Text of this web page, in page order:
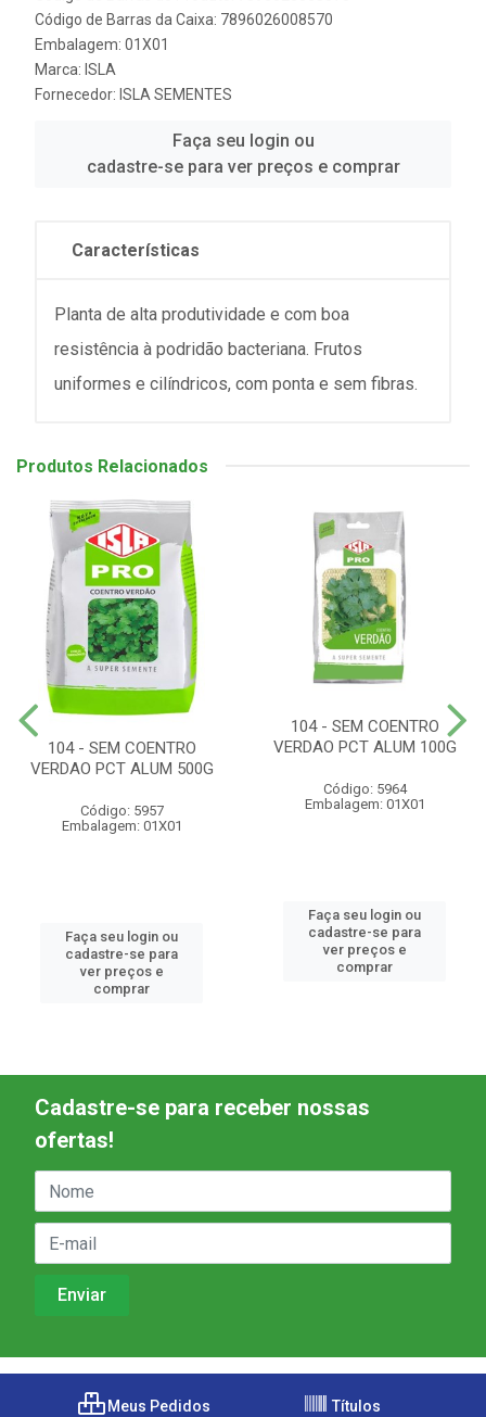
Código de Barras da Caixa: 7896026008570
Embalagem: 01X01
Marca: ISLA
Fornecedor: ISLA SEMENTES
Faça seu login ou
cadastre-se para ver preços e comprar
Características
Planta de alta produtividade e com boa
resistência à podridão bacteriana. Frutos
uniformes e cilíndricos, com ponta e sem fibras.
Produtos Relacionados
104 - SEM COENTRO
VERDAO PCT ALUM 500G
Código: 5957
Embalagem: 01X01
Faça seu login ou
cadastre-se para
ver preços e
comprar
104 - SEM COENTRO
VERDAO PCT ALUM 100G
Código: 5964
Embalagem: 01X01
Faça seu login ou
cadastre-se para
ver preços e
comprar
Cadastre-se para receber nossas
ofertas!
Meus Pedidos Títulos